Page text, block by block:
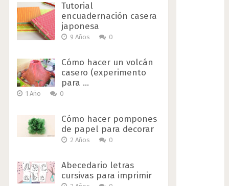
Tutorial
encuadernación casera
japonesa
9 Años 0
Cómo hacer un volcán
casero (experimento
para …
1 Año 0
Cómo hacer pompones
de papel para decorar
2 Años 0
Abecedario letras
cursivas para imprimir